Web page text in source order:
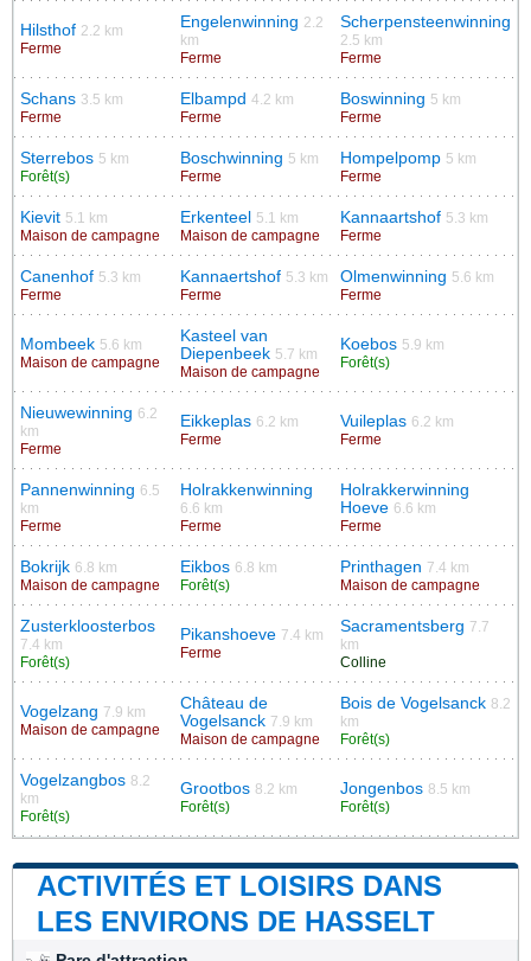
Hilsthof 2.2 km
Ferme
Engelenwinning 2.2
km
Ferme
Scherpensteenwinning
2.5 km
Ferme
Schans 3.5 km
Ferme
Elbampd 4.2 km
Ferme
Boswinning 5 km
Ferme
Sterrebos 5 km
Forêt(s)
Boschwinning 5 km
Ferme
Hompelpomp 5 km
Ferme
Kievit 5.1 km
Maison de campagne
Erkenteel 5.1 km
Maison de campagne
Kannaartshof 5.3 km
Ferme
Canenhof 5.3 km
Ferme
Kannaertshof 5.3 km
Ferme
Olmenwinning 5.6 km
Ferme
Mombeek 5.6 km
Maison de campagne
Kasteel van
Diepenbeek 5.7 km
Maison de campagne
Koebos 5.9 km
Forêt(s)
Nieuwewinning 6.2
km
Ferme
Eikkeplas 6.2 km
Ferme
Vuileplas 6.2 km
Ferme
Pannenwinning 6.5
km
Ferme
Holrakkenwinning
6.6 km
Ferme
Holrakkerwinning
Hoeve 6.6 km
Ferme
Bokrijk 6.8 km
Maison de campagne
Eikbos 6.8 km
Forêt(s)
Printhagen 7.4 km
Maison de campagne
Zusterkloosterbos
7.4 km
Forêt(s)
Pikanshoeve 7.4 km
Ferme
Sacramentsberg 7.7
km
Colline
Vogelzang 7.9 km
Maison de campagne
Château de
Vogelsanck 7.9 km
Maison de campagne
Bois de Vogelsanck 8.2
km
Forêt(s)
Vogelzangbos 8.2
km
Forêt(s)
Grootbos 8.2 km
Forêt(s)
Jongenbos 8.5 km
Forêt(s)
ACTIVITÉS ET LOISIRS DANS
LES ENVIRONS DE HASSELT